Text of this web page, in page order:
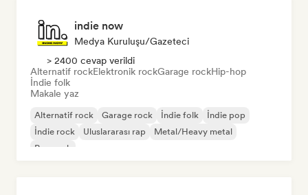
indie now
Medya Kuruluşu/Gazeteci
> 2400 cevap verildi
Alternatif rockElektronik rockGarage rockHip-hop
İndie folk
Makale yaz
Alternatif rock Garage rock İndie folk
İndie pop
İndie rock
Uluslararası rap
Metal/Heavy metal
Pop rock